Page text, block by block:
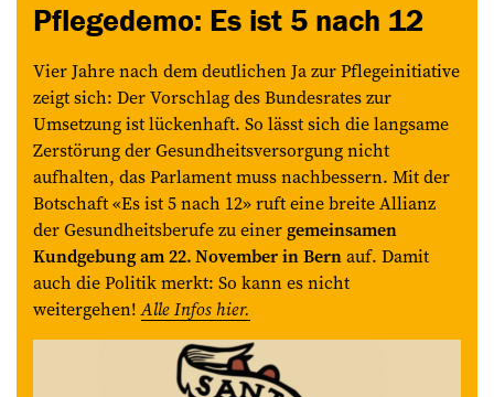
Pflegedemo: Es ist 5 nach 12
Vier Jahre nach dem deutlichen Ja zur Pflegeinitiative
zeigt sich: Der Vorschlag des Bundesrates zur
Umsetzung ist lückenhaft. So lässt sich die langsame
Zerstörung der Gesundheitsversorgung nicht
aufhalten, das Parlament muss nachbessern. Mit der
Botschaft «Es ist 5 nach 12» ruft eine breite Allianz
der Gesundheitsberufe zu einergemeinsamen
Kundgebung am 22. November in Bernauf. Damit
auch die Politik merkt: So kann es nicht
weitergehen!Alle Infos hier.